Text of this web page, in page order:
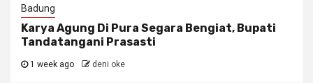
Badung
Karya Agung Di Pura Segara Bengiat, Bupati
Tandatangani Prasasti
1 week ago deni oke